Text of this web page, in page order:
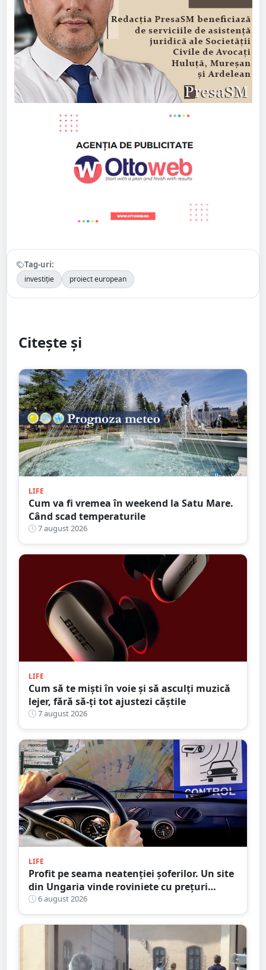
Tag-uri:
investiție proiect european
Citește și
LIFE
Cum va fi vremea în weekend la Satu Mare.
Când scad temperaturile
7 august 2026
LIFE
Cum să te miști în voie și să asculți muzică
lejer, fără să-ți tot ajustezi căștile
7 august 2026
LIFE
Profit pe seama neatenției șoferilor. Un site
din Ungaria vinde roviniete cu prețuri
umflate, avertizează CNAIR
6 august 2026